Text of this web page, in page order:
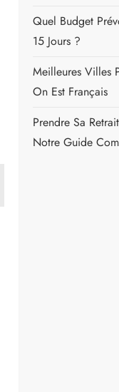
Quel Budget
15 Jours ?
Meilleures Villes
On Est Français
Prendre Sa
Notre Guide